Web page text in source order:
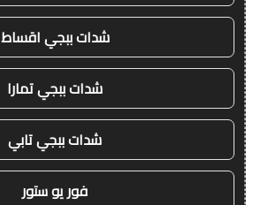
شدات ببجي اقساط
شدات ببجي تمارا
شدات ببجي تابي
فور يو ستور